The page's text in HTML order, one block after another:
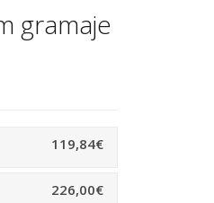
gramaje
119,84€
226,00€